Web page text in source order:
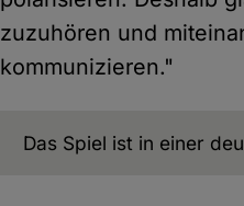
zuzuhören und
kommunizieren."
Das Spiel ist in einer